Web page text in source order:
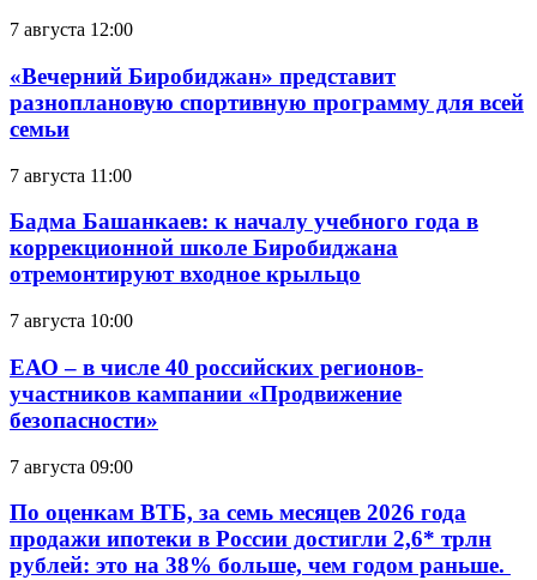
7 августа 12:00
«Вечерний Биробиджан» представит
разноплановую спортивную программу для всей
семьи
7 августа 11:00
Бадма Башанкаев: к началу учебного года в
коррекционной школе Биробиджана
отремонтируют входное крыльцо
7 августа 10:00
ЕАО – в числе 40 российских регионов-
участников кампании «Продвижение
безопасности»
7 августа 09:00
По оценкам ВТБ, за семь месяцев 2026 года
продажи ипотеки в России достигли 2,6* трлн
рублей: это на 38% больше, чем годом раньше.